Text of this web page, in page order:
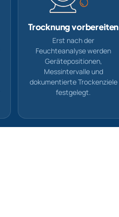
Trocknung vorbereiten
Erst nach der
Feuchteanalyse werden
Gerätepositionen,
Messintervalle und
dokumentierte Trockenziele
festgelegt.